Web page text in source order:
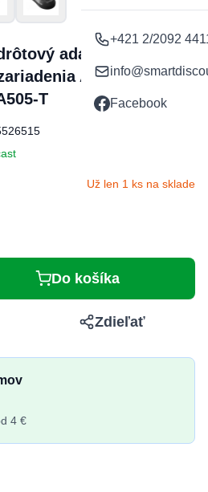
+421 2/2092
Facebook
adaptér Carplay /
Apple iPhone /
T
Už len 1 ks na sklade
Do košíka
Zdieľať
4 €